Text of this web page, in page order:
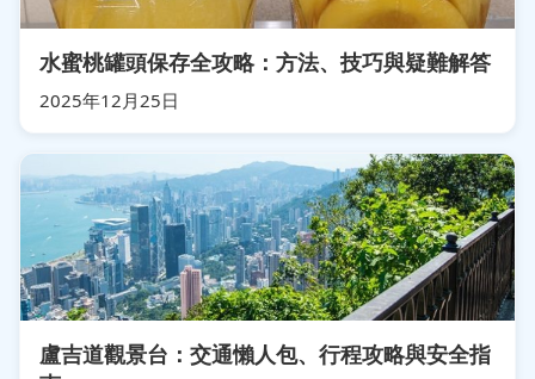
水蜜桃罐頭保存全攻略：方法、技巧與疑難解答
2025年12月25日
盧吉道觀景台：交通懶人包、行程攻略與安全指